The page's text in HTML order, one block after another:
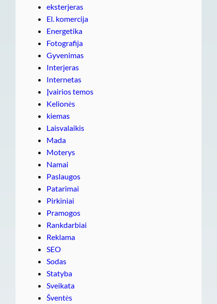
eksterjeras
El. komercija
Energetika
Fotografija
Gyvenimas
Interjeras
Internetas
Įvairios temos
Kelionės
kiemas
Laisvalaikis
Mada
Moterys
Namai
Paslaugos
Patarimai
Pirkiniai
Pramogos
Rankdarbiai
Reklama
SEO
Sodas
Statyba
Sveikata
Šventės